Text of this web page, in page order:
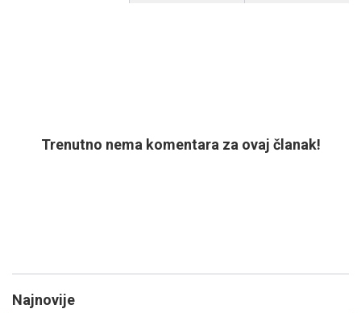
Trenutno nema komentara za ovaj članak!
Najnovije